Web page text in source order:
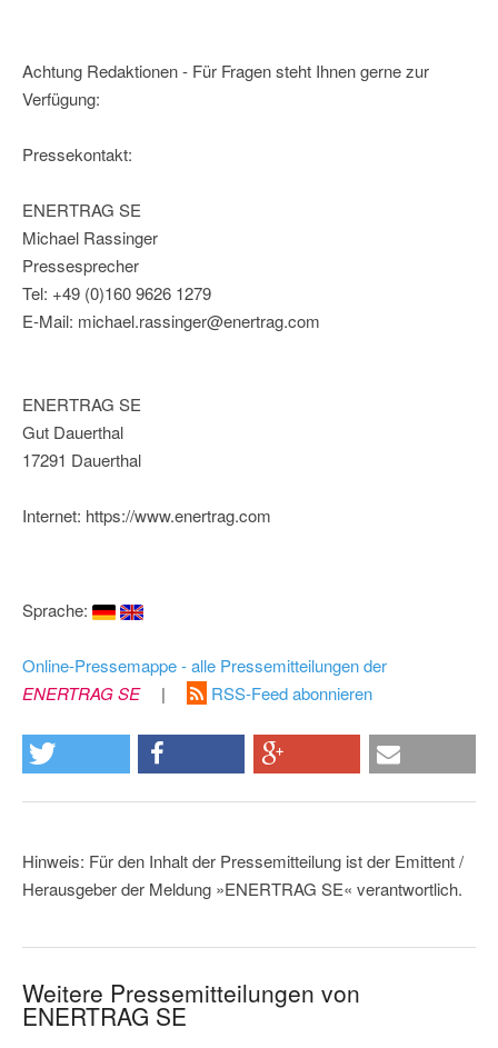
Achtung Redaktionen - Für Fragen steht Ihnen gerne zur
Verfügung:
Pressekontakt:
ENERTRAG SE
Michael Rassinger
Pressesprecher
Tel: +49 (0)160 9626 1279
E-Mail: michael.rassinger@enertrag.com
ENERTRAG SE
Gut Dauerthal
17291 Dauerthal
Internet: https://www.enertrag.com
Sprache:
Online-Pressemappe - alle Pressemitteilungen der
ENERTRAG SE
| RSS-Feed abonnieren
Hinweis: Für den Inhalt der Pressemitteilung ist der Emittent /
Herausgeber der Meldung »ENERTRAG SE« verantwortlich.
Weitere Pressemitteilungen von
ENERTRAG SE